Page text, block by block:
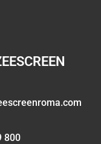
800